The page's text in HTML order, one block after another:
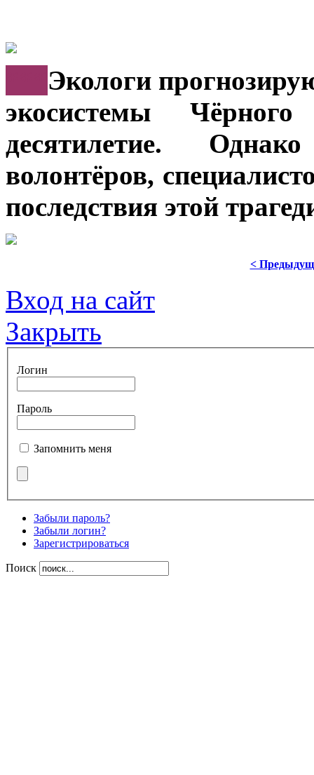
Экологи
экосистемы
десятилетие.
волонтёров,
последствия этой
<
Вход на сайт
Закрыть
Логин
Пароль
Запомнить меня
Забыли пароль?
Забыли логин?
Зарегистрироваться
Поиск